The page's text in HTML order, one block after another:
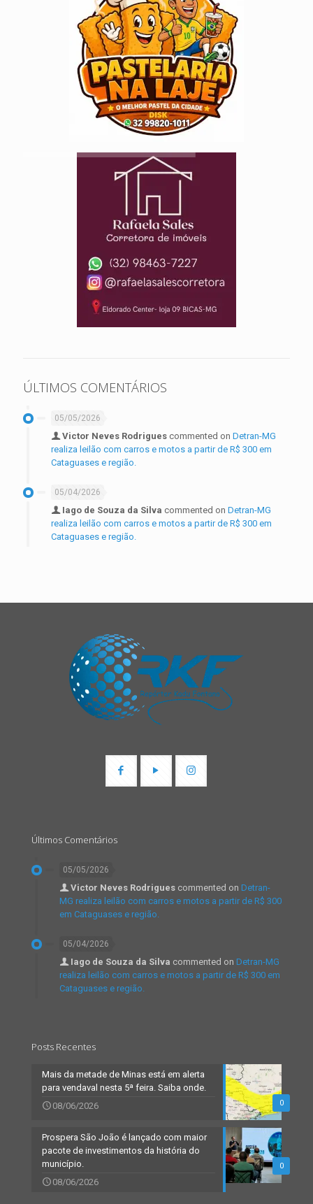
ÚLTIMOS COMENTÁRIOS
05/05/2026
Victor Neves Rodrigues commented on Detran-MG
realiza leilão com carros e motos a partir de R$ 300 em
Cataguases e região.
05/04/2026
Iago de Souza da Silva commented on Detran-MG
realiza leilão com carros e motos a partir de R$ 300 em
Cataguases e região.
Últimos Comentários
05/05/2026
Victor Neves Rodrigues commented on Detran-
MG realiza leilão com carros e motos a partir de R$ 300
em Cataguases e região.
05/04/2026
Iago de Souza da Silva commented on Detran-MG
realiza leilão com carros e motos a partir de R$ 300 em
Cataguases e região.
Posts Recentes
0
Mais da metade de Minas está em alerta
para vendaval nesta 5ª feira. Saiba onde.
08/06/2026
0
Prospera São João é lançado com maior
pacote de investimentos da história do
município.
08/06/2026